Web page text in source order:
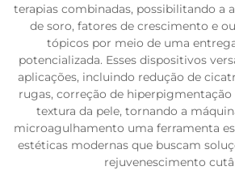
terapias combinadas, possibilitando a
de soro, fatores de crescimento e
tópicos por meio de uma
potencializada. Esses dispositivos
aplicações, incluindo redução de
rugas, correção de
textura da pele, tornando a
microagulhamento uma ferramenta
estéticas modernas que buscam
rejuvenescimento